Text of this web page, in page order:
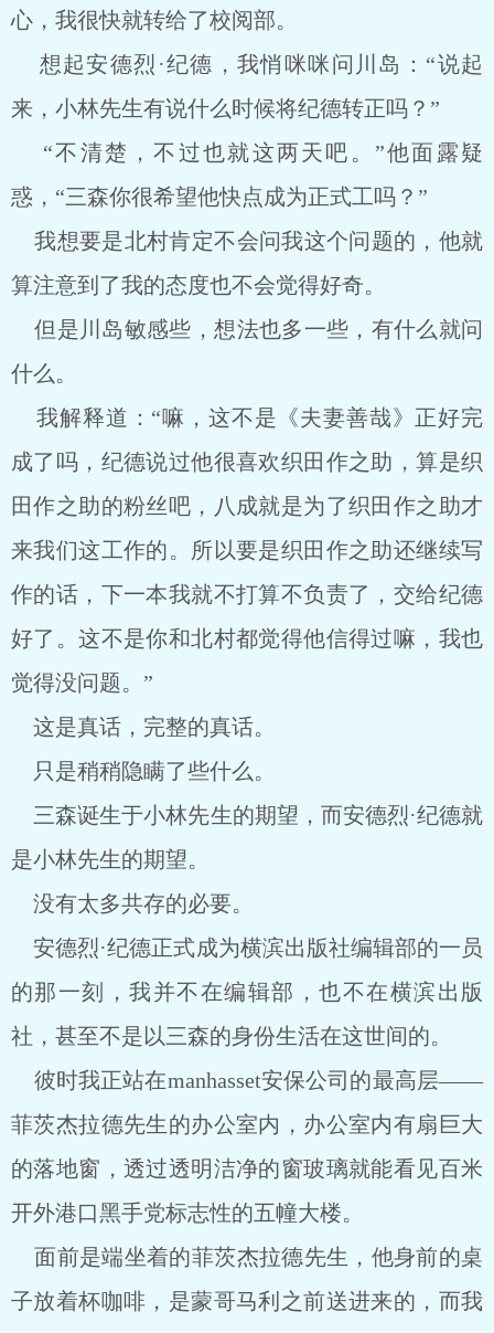
心，我很快就转给了校阅部。
想起安德烈·纪德，我悄咪咪问川岛：“说起
来，小林先生有说什么时候将纪德转正吗？”
“不清楚，不过也就这两天吧。”他面露疑
惑，“三森你很希望他快点成为正式工吗？”
我想要是北村肯定不会问我这个问题的，他就
算注意到了我的态度也不会觉得好奇。
但是川岛敏感些，想法也多一些，有什么就问
什么。
我解释道：“嘛，这不是《夫妻善哉》正好完
成了吗，纪德说过他很喜欢织田作之助，算是织
田作之助的粉丝吧，八成就是为了织田作之助才
来我们这工作的。所以要是织田作之助还继续写
作的话，下一本我就不打算不负责了，交给纪德
好了。这不是你和北村都觉得他信得过嘛，我也
觉得没问题。”
这是真话，完整的真话。
只是稍稍隐瞒了些什么。
三森诞生于小林先生的期望，而安德烈·纪德就
是小林先生的期望。
没有太多共存的必要。
安德烈·纪德正式成为横滨出版社编辑部的一员
的那一刻，我并不在编辑部，也不在横滨出版
社，甚至不是以三森的身份生活在这世间的。
彼时我正站在manhasset安保公司的最高层——
菲茨杰拉德先生的办公室内，办公室内有扇巨大
的落地窗，透过透明洁净的窗玻璃就能看见百米
开外港口黑手党标志性的五幢大楼。
面前是端坐着的菲茨杰拉德先生，他身前的桌
子放着杯咖啡，是蒙哥马利之前送进来的，而我